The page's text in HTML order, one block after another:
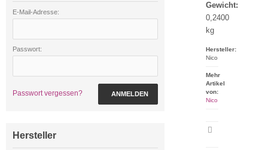
Gewicht:
0,2400
kg
Hersteller:
Nico
Mehr
Artikel
von:
Nico
E-Mail-Adresse:
Passwort:
Passwort vergessen? ANMELDEN
Hersteller